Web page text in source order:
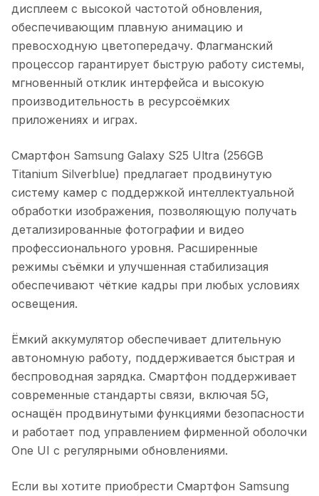
дисплеем с высокой частотой обновления,
обеспечивающим плавную анимацию и
превосходную цветопередачу. Флагманский
процессор гарантирует быструю работу системы,
мгновенный отклик интерфейса и высокую
производительность в ресурсоёмких
приложениях и играх.
Смартфон Samsung Galaxy S25 Ultra (256GB
Titanium Silverblue) предлагает продвинутую
систему камер с поддержкой интеллектуальной
обработки изображения, позволяющую получать
детализированные фотографии и видео
профессионального уровня. Расширенные
режимы съёмки и улучшенная стабилизация
обеспечивают чёткие кадры при любых условиях
освещения.
Ёмкий аккумулятор обеспечивает длительную
автономную работу, поддерживается быстрая и
беспроводная зарядка. Смартфон поддерживает
современные стандарты связи, включая 5G,
оснащён продвинутыми функциями безопасности
и работает под управлением фирменной оболочки
One UI с регулярными обновлениями.
Если вы хотите приобрести Смартфон Samsung